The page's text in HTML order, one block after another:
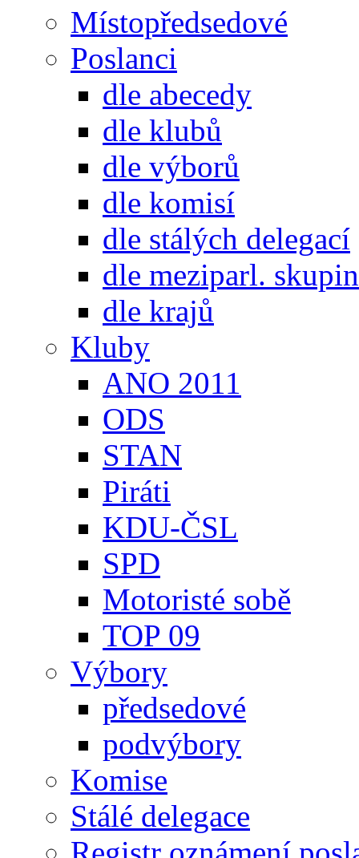
Místopředsedové
Poslanci
dle abecedy
dle klubů
dle výborů
dle komisí
dle stálých delegací
dle meziparl. skupin
dle krajů
Kluby
ANO 2011
ODS
STAN
Piráti
KDU-ČSL
SPD
Motoristé sobě
TOP 09
Výbory
předsedové
podvýbory
Komise
Stálé delegace